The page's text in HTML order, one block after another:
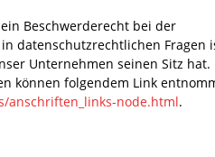
Beschwerderecht bei der
datenschutzrechtlichen Fragen
Unternehmen seinen Sitz hat.
können folgendem Link
anschriften_links-node.html.